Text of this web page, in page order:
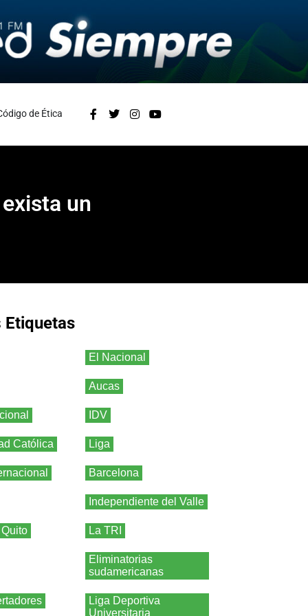
de Ética
un
Etiquetas
El Nacional
Aucas
IDV
Católica Liga
Barcelona
Independiente del Valle
La TRI
Eliminatorias
sudamericanas
Liga Deportiva
Universitaria